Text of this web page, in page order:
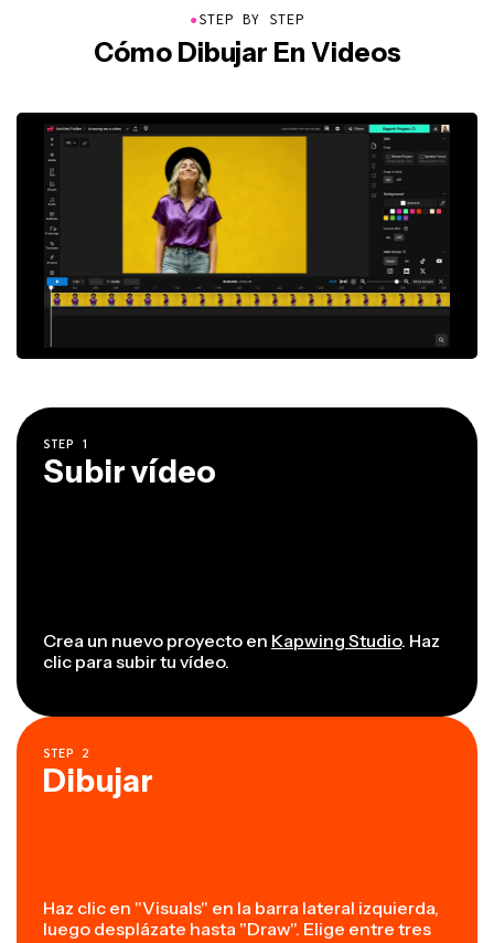
●STEP BY STEP
Cómo Dibujar En Videos
STEP 1
Subir vídeo
Crea un nuevo proyecto en Kapwing Studio. Haz
clic para subir tu vídeo.
STEP 2
Dibujar
Haz clic en "Visuals" en la barra lateral izquierda,
luego desplázate hasta "Draw". Elige entre tres